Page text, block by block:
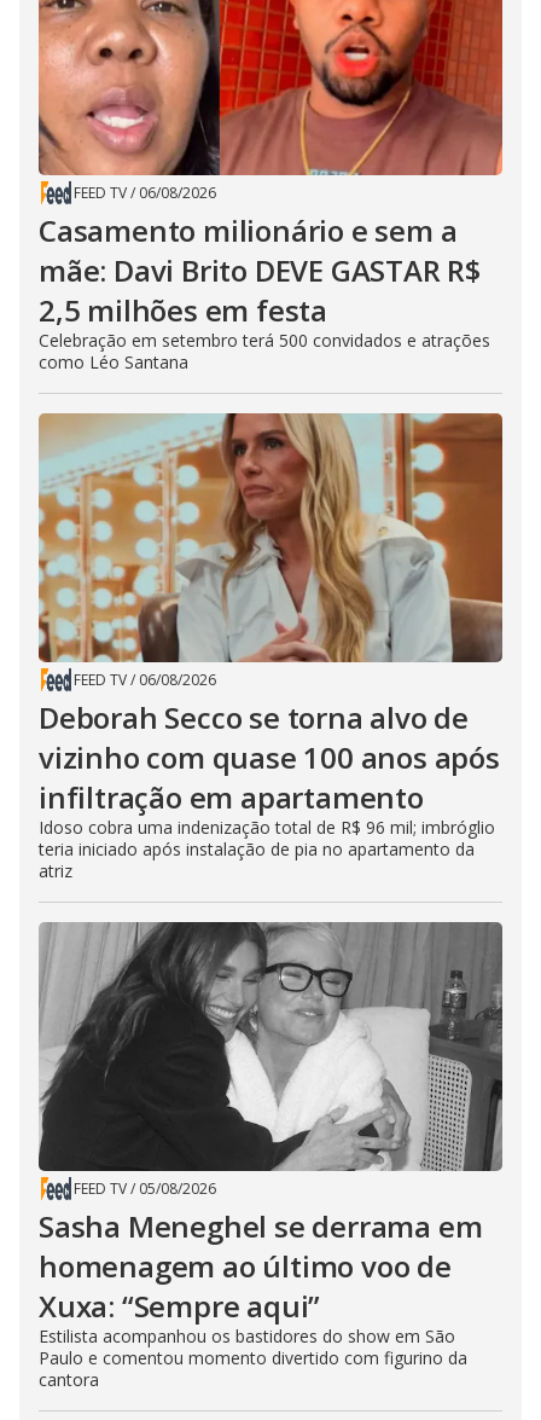
FEED TV/ 06/08/2026
Casamento milionário e sem a
mãe: Davi Brito DEVE GASTAR R$
2,5 milhões em festa
Celebração em setembro terá 500 convidados e atrações
como Léo Santana
FEED TV/ 06/08/2026
Deborah Secco se torna alvo de
vizinho com quase 100 anos após
infiltração em apartamento
Idoso cobra uma indenização total de R$ 96 mil; imbróglio
teria iniciado após instalação de pia no apartamento da
atriz
FEED TV/ 05/08/2026
Sasha Meneghel se derrama em
homenagem ao último voo de
Xuxa: “Sempre aqui”
Estilista acompanhou os bastidores do show em São
Paulo e comentou momento divertido com figurino da
cantora